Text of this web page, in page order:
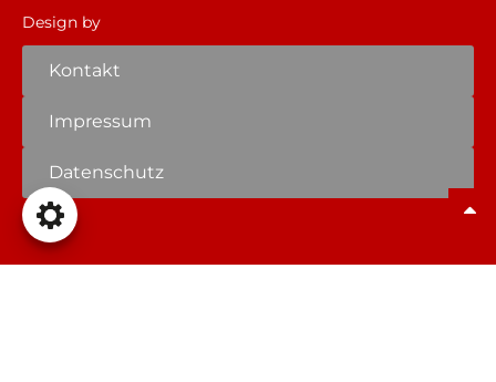
Design by
Kontakt
Impressum
Datenschutz